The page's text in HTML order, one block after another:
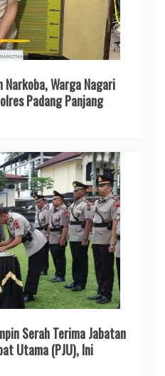
Narkoba, Warga Nagari
Padang Panjang
Serah Terima Jabatan
Utama (PJU), Ini